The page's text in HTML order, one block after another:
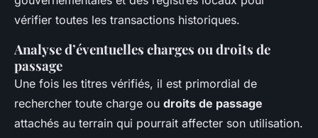
vérifier toutes les transactions historiques.
Analyse d’éventuelles charges ou droits de
passage
Une fois les titres vérifiés, il est primordial de
rechercher toute charge ou droits de passage
attachés au terrain qui pourrait affecter son utilisation.